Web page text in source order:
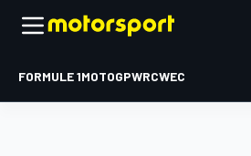
FORMULE 1MOTOGPWRCWEC